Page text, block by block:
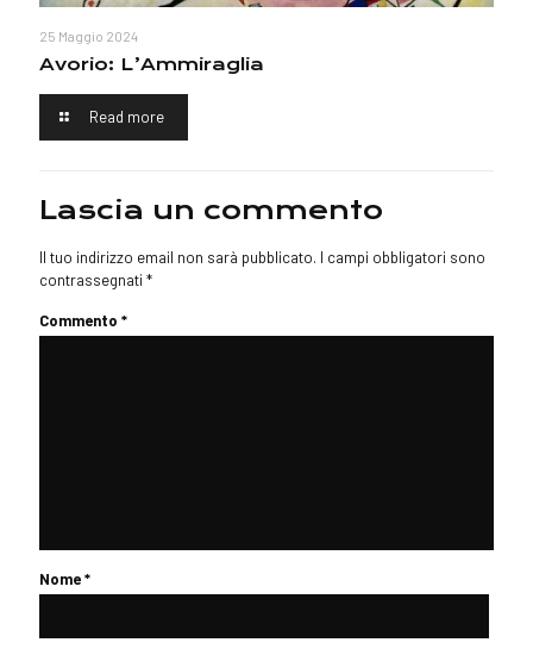
25 Maggio 2024
Avorio: L’Ammiraglia
Read more
Lascia un commento
Il tuo indirizzo email non sarà pubblicato. I campi obbligatori sono
contrassegnati *
Commento *
Nome*